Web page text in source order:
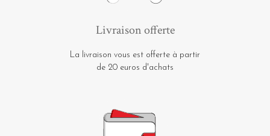
Livraison offerte
La livraison vous est offerte à partir
de 20 euros d'achats